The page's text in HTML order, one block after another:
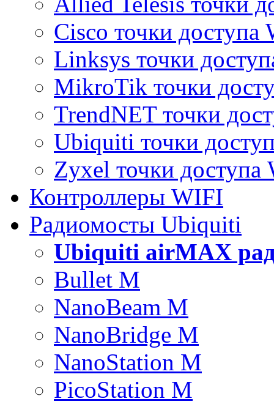
Cisco точки доступа
Linksys точки
MikroTik точки
TrendNET точки
Ubiquiti точки
Zyxel точки доступа
Контроллеры WIFI
Радиомосты Ubiquiti
Ubiquiti airMAX
Bullet M
NanoBeam M
NanoBridge M
NanoStation M
PicoStation M